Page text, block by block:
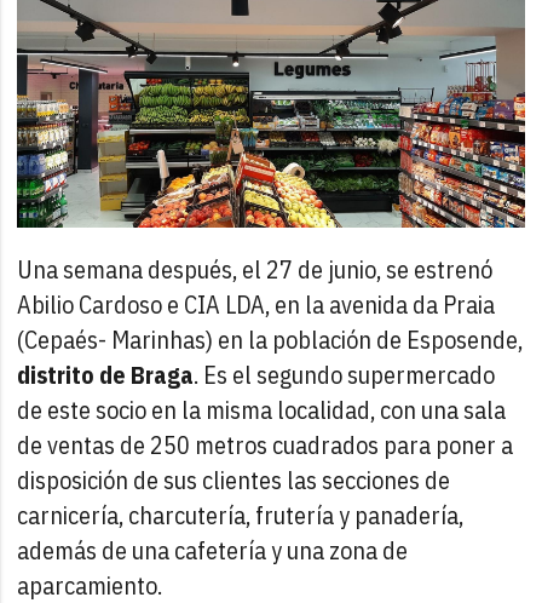
Una semana después, el 27 de junio, se estrenó
Abilio Cardoso e CIA LDA, en la avenida da Praia
(Cepaés- Marinhas) en la población de Esposende,
distrito de Braga. Es el segundo supermercado
de este socio en la misma localidad, con una sala
de ventas de 250 metros cuadrados para poner a
disposición de sus clientes las secciones de
carnicería, charcutería, frutería y panadería,
además de una cafetería y una zona de
aparcamiento.